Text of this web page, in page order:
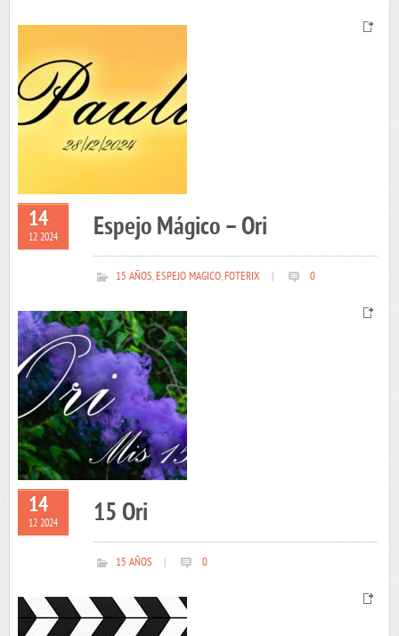
14
12 2024 Espejo Mágico – Ori
15 AÑOS,ESPEJO MAGICO,FOTERIX 0
14
12 2024 15 Ori
15 AÑOS 0